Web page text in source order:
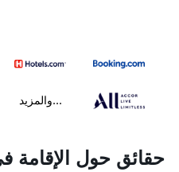
...والمزيد
حقائق حول الإقامة